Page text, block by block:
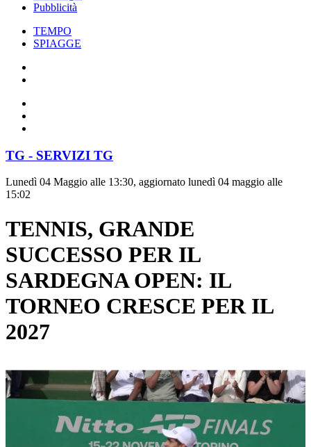
Pubblicità
TEMPO
SPIAGGE
TG - SERVIZI TG
Lunedì 04 Maggio alle 13:30, aggiornato lunedì 04 maggio alle
15:02
TENNIS, GRANDE
SUCCESSO PER IL
SARDEGNA OPEN: IL
TORNEO CRESCE PER IL
2027